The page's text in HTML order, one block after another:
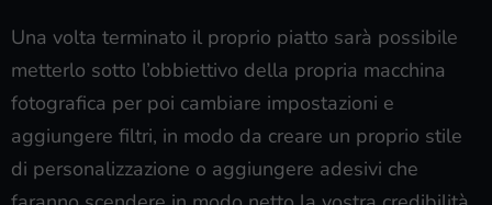
Una volta terminato il proprio piatto sarà possibile
metterlo sotto l’obbiettivo della propria macchina
fotografica per poi cambiare impostazioni e
aggiungere filtri, in modo da creare un proprio stile
di personalizzazione o aggiungere adesivi che